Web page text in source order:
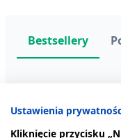
Bestsellery
Ustawienia
Kliknięcie przycisku